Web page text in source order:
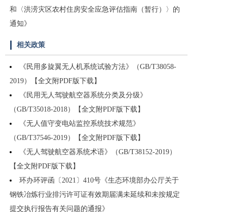
和〈洪涝灾区农村住房安全应急评估指南（暂行）〉的
通知》
相关政策
《民用多旋翼无人机系统试验方法》（GB/T38058-
2019）【全文附PDF版下载】
《民用无人驾驶航空器系统分类及分级》
（GB/T35018-2018）【全文附PDF版下载】
《无人值守变电站监控系统技术规范》
（GB/T37546-2019）【全文附PDF版下载】
《无人驾驶航空器系统术语》（GB/T38152-2019）
【全文附PDF版下载】
环办环评函〔2021〕410号《生态环境部办公厅关于
钢铁冶炼行业排污许可证有效期届满未延续和未按规定
提交执行报告有关问题的通报》